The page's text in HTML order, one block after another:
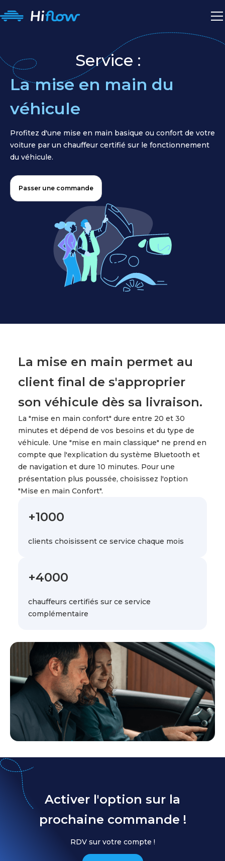
Service :
La mise en main du
véhicule
Profitez d'une mise en main basique ou confort de votre
voiture par un chauffeur certifié sur le fonctionnement
du véhicule.
Passer une commande
La mise en main permet au
client final de s'approprier
son véhicule dès sa livraison.
La "mise en main confort" dure entre 20 et 30
minutes et dépend de vos besoins et du type de
véhicule. Une "mise en main classique" ne prend en
compte que l'explication du système Bluetooth et
de navigation et dure 10 minutes. Pour une
présentation plus poussée, choisissez l'option
"Mise en main Confort".
+1000
clients choisissent ce service chaque mois
+4000
chauffeurs certifiés sur ce service
complémentaire
Activer l'option sur la
prochaine commande !
RDV sur votre compte !